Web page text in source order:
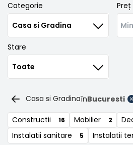
Categorie Preț
Stare
Casa si GradinaînBucuresti
Constructii 16 Mobilier 2
Instalatii sanitare 5 Instalatii